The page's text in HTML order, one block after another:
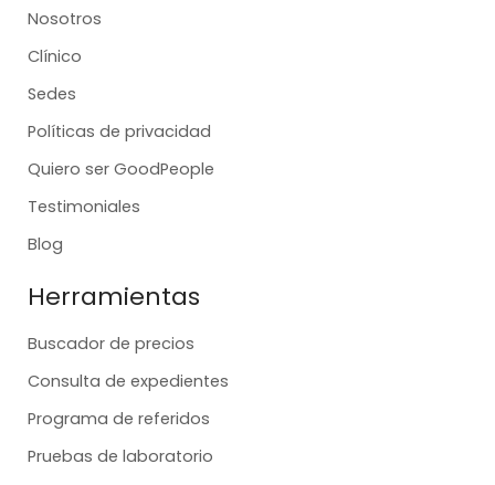
Nosotros
Clínico
Sedes
Políticas de privacidad
Quiero ser GoodPeople
Testimoniales
Blog
Herramientas
Buscador de precios
Consulta de expedientes
Programa de referidos
Pruebas de laboratorio